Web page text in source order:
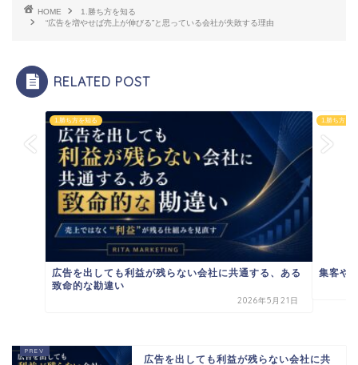
HOME
1.勝ち方を知る
“広告を増やせば売上が伸びる”と思っている会社が失敗する理由
RELATED POST
1.勝ち方を知る
広告を出しても利益が残らない会社に共通する、ある
致命的な勘違い
2026年5月21日
1.勝ち方を
集客や
広告を出しても利益が残らない会社に共